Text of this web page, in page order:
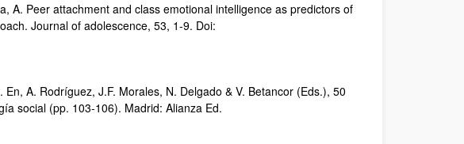
A. Peer attachment and class emotional intelligence as predictors of
Journal of adolescence, 53, 1-9. Doi:
A. Rodríguez, J.F. Morales, N. Delgado & V. Betancor (Eds.), 50
social (pp. 103-106). Madrid: Alianza Ed.